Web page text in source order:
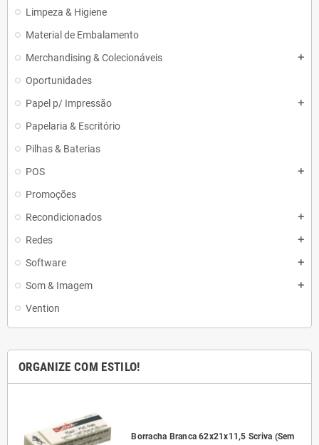
Limpeza & Higiene
Material de Embalamento
Merchandising & Colecionáveis
add
Oportunidades
Papel p/ Impressão
add
Papelaria & Escritório
Pilhas & Baterias
POS
add
Promoções
Recondicionados
add
Redes add
Software add
Som & Imagem add
Vention
ORGANIZE COM ESTILO!
Borracha Branca 62x21x11,5 Scriva (Sem